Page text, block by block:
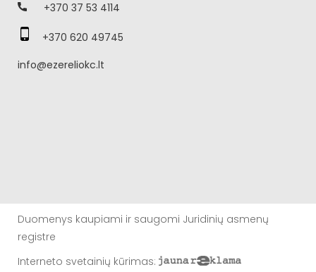
+370 37 53 4114
+370 620 49745
info@ezereliokc.lt
Duomenys kaupiami ir saugomi Juridinių asmenų
registre
Interneto svetainių kūrimas: